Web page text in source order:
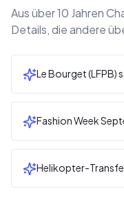
Aus über 10 Jahren
Details, die andere
Le Bourget (LFPB)
Fashion Week
Helikopter-